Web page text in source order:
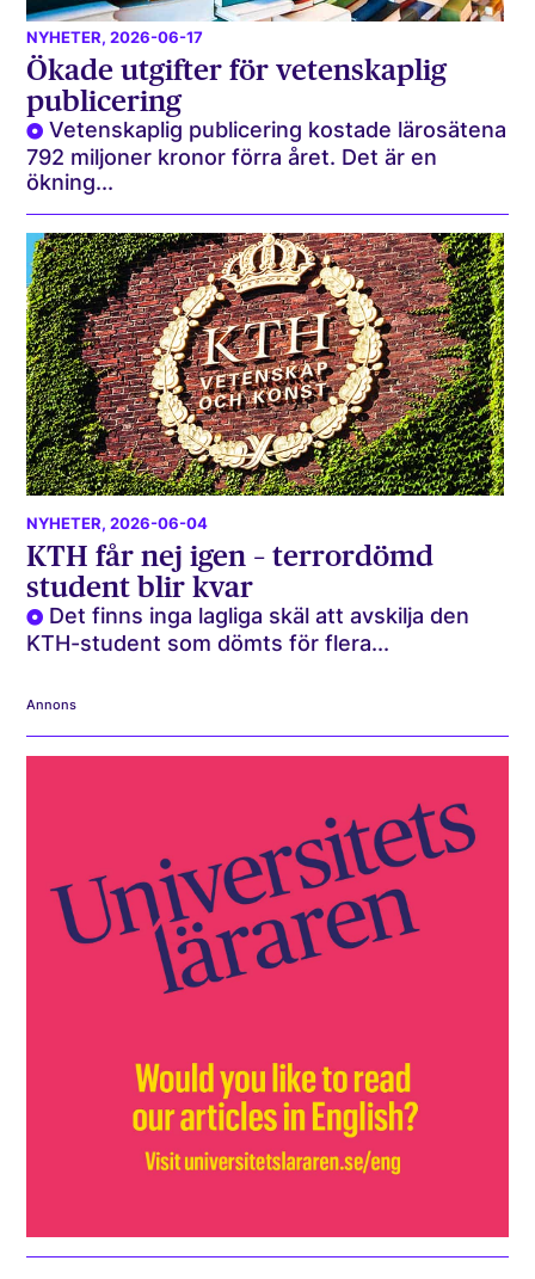
NYHETER, 2026-06-17
Ökade utgifter för vetenskaplig
publicering
Vetenskaplig publicering kostade lärosätena
792 miljoner kronor förra året. Det är en
ökning...
NYHETER, 2026-06-04
KTH får nej igen – terrordömd
student blir kvar
Det finns inga lagliga skäl att avskilja den
KTH-student som dömts för flera...
Annons